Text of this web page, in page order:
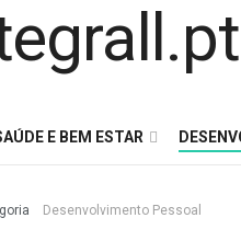
E BEM ESTAR
Desenvolvimento Pessoal